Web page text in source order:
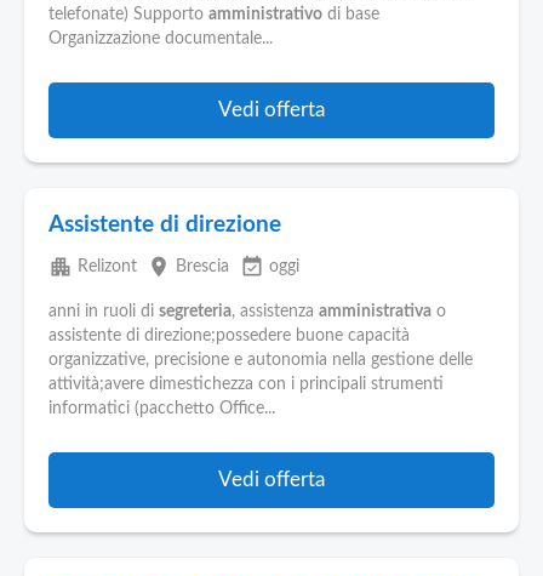
telefonate) Supporto amministrativo di base
Organizzazione documentale...
Vedi offerta
Assistente di direzione
apartment Relizont place Brescia event_available oggi
anni in ruoli di segreteria, assistenza amministrativa o
assistente di direzione;possedere buone capacità
organizzative, precisione e autonomia nella gestione delle
attività;avere dimestichezza con i principali strumenti
informatici (pacchetto Office...
Vedi offerta